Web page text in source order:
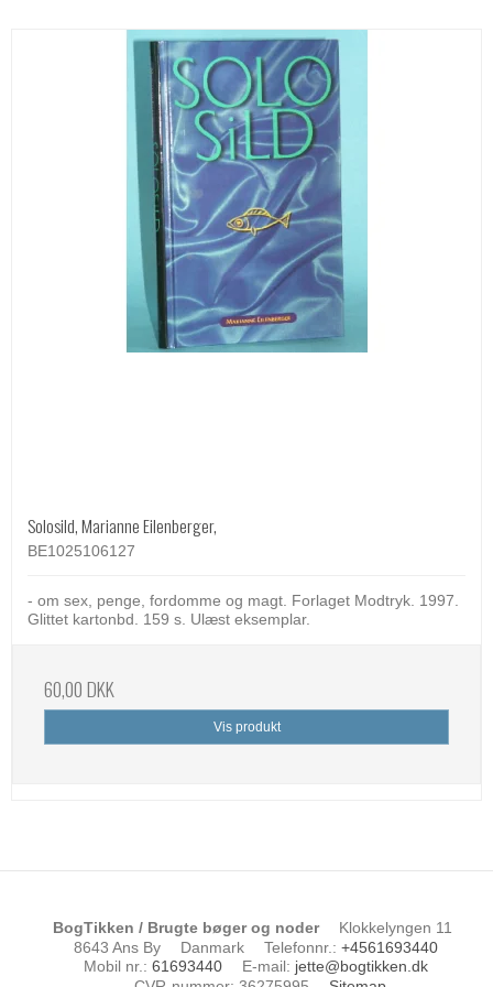
Solosild, Marianne Eilenberger,
BE1025106127
- om sex, penge, fordomme og magt. Forlaget Modtryk. 1997.
Glittet kartonbd. 159 s. Ulæst eksemplar.
60,00 DKK
Vis produkt
BogTikken / Brugte bøger og noder
Klokkelyngen 11
8643 Ans By
Danmark Telefonnr. : +4561693440
Mobil nr.: 61693440 E-mail: jette@bogtikken.dk